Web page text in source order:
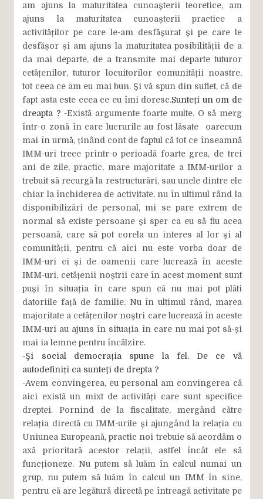
am ajuns la maturitatea cunoașterii teoretice, am
ajuns la maturitatea cunoașterii practice a
activităților pe care le-am desfășurat și pe care le
desfășor și am ajuns la maturitatea posibilității de a
da mai departe, de a transmite mai departe tuturor
cetățenilor, tuturor locuitorilor comunității noastre,
tot ceea ce am eu mai bun. Și vă spun din suflet, că de
fapt asta este ceea ce eu îmi doresc.Sunteți un om de
dreapta ? -Există argumente foarte multe. O să merg
într-o zonă în care lucrurile au fost lăsate oarecum
mai în urmă, ținând cont de faptul că tot ce înseamnă
IMM-uri trece printr-o perioadă foarte grea, de trei
ani de zile, practic, mare majoritate a IMM-urilor a
trebuit să recurgă la restructurări, sau unele dintre ele
chiar la închiderea de activitate, nu în ultimul rând la
disponibilizări de personal, mi se pare extrem de
normal să existe persoane și sper ca eu să fiu acea
persoană, care să pot corela un interes al lor și al
comunității, pentru că aici nu este vorba doar de
IMM-uri ci și de oamenii care lucrează în aceste
IMM-uri, cetățenii noștrii care în acest moment sunt
puși în situația în care spun că nu mai pot plăti
datoriile față de familie. Nu în ultimul rând, marea
majoritate a cetățenilor noștri care lucrează în aceste
IMM-uri au ajuns în situația în care nu mai pot să-și
mai ia lemne pentru încălzire.
-Şi social democrația spune la fel. De ce vă
autodefiniți ca sunteţi de drepta ?
-Avem convingerea, eu personal am convingerea că
aici există un mixt de activități care sunt specifice
dreptei. Pornind de la fiscalitate, mergând către
relația directă cu IMM-urile și ajungând la relația cu
Uniunea Europeană, practic noi trebuie să acordăm o
axă prioritară acestor relații, astfel încât ele să
funcționeze. Nu putem să luăm în calcul numai un
grup, nu putem să luăm în calcul un IMM în sine,
pentru că are legătură directă pe întreagă activitate pe